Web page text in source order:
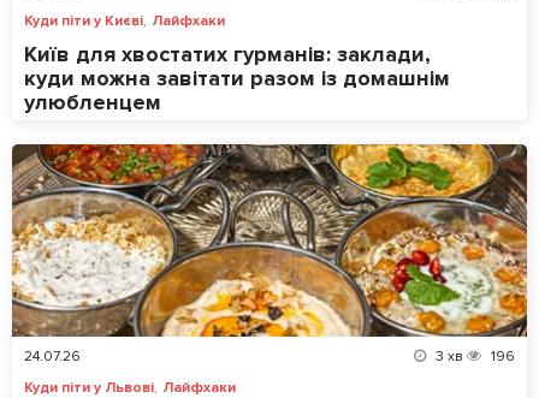
Куди піти у Києві, Лайфхаки
Київ для хвостатих гурманів: заклади,
куди можна завітати разом із домашнім
улюбленцем
24.07.26 3 хв
196
Куди піти у Львові, Лайфхаки